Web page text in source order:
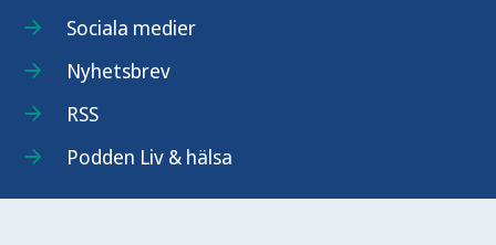
Sociala medier
Nyhetsbrev
RSS
Podden Liv & hälsa